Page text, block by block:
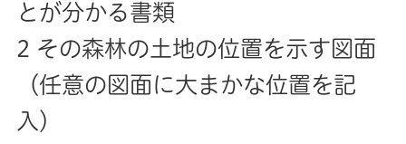
とが分かる書類
2 その森林の土地の位置を示す図面
（任意の図面に大まかな位置を記
入）